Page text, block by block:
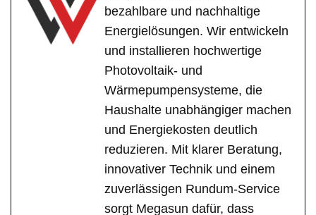
bezahlbare und nachhaltige
Energielösungen. Wir entwickeln
und installieren hochwertige
Photovoltaik- und
Wärmepumpensysteme, die
Haushalte unabhängiger machen
und Energiekosten deutlich
reduzieren. Mit klarer Beratung,
innovativer Technik und einem
zuverlässigen Rundum-Service
sorgt Megasun dafür, dass